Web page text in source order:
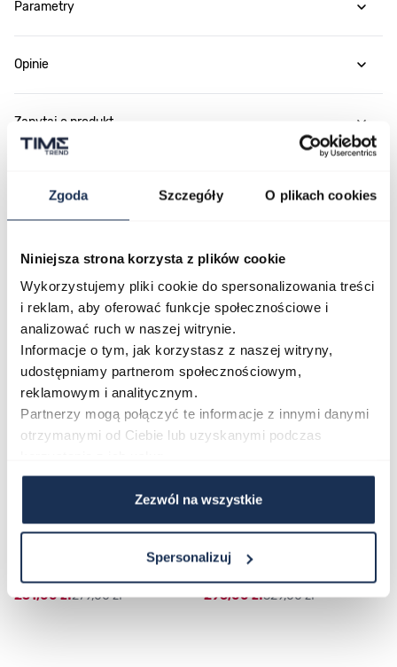
Zgoda Szczegóły O plikach cookies
Niniejsza strona korzysta z plików cookie
Wykorzystujemy pliki cookie do spersonalizowania treści
i reklam, aby oferować funkcje społecznościowe i
analizować ruch w naszej witrynie.
Informacje o tym, jak korzystasz z naszej witryny,
udostępniamy partnerom społecznościowym,
reklamowym i analitycznym.
Partnerzy mogą połączyć te informacje z innymi danymi
otrzymanymi od Ciebie lub uzyskanymi podczas
Zezwól na wszystkie
Spersonalizuj
Parametry
Opinie
Zapytaj o produkt
Najczęściej kupowane
Poruszanie się po elementach karuzeli jest możliwe za pomocą
Naciśnij, aby pominąć karuzelę
Naciśnij, aby przejść do nawigacji karuzeli
CASIO Sport AE-1200WHD-
251,00 zł279,00 zł
Casio Sport AQ-230GA-
03311457
296,00 zł329,00 zł